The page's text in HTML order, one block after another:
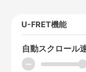
U-FRET機能
自動スクロール
ー